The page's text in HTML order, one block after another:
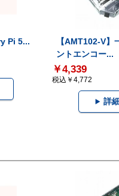
Pi 5...
【AMT102-V】
ントエンコー...
￥4,339
税込￥4,772
詳